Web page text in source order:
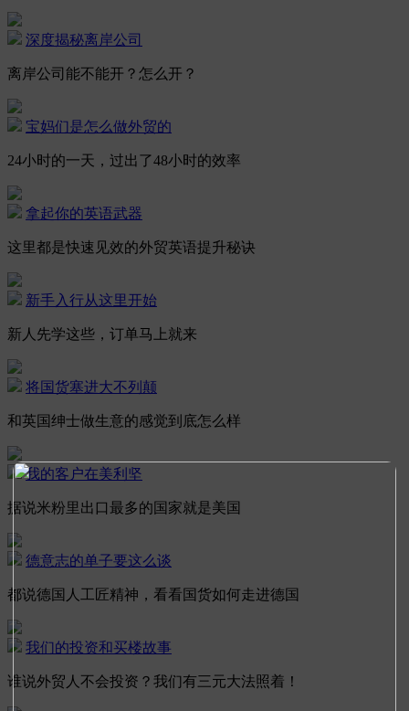
深度揭秘离岸公司
离岸公司能不能开？怎么开？
宝妈们是怎么做外贸的
24小时的一天，过出了48小时的效率
拿起你的英语武器
这里都是快速见效的外贸英语提升秘诀
新手入行从这里开始
新人先学这些，订单马上就来
将国货塞进大不列颠
和英国绅士做生意的感觉到底怎么样
我的客户在美利坚
据说米粉里出口最多的国家就是美国
德意志的单子要这么谈
都说德国人工匠精神，看看国货如何走进德国
我们的投资和买楼故事
谁说外贸人不会投资？我们有三元大法照着！